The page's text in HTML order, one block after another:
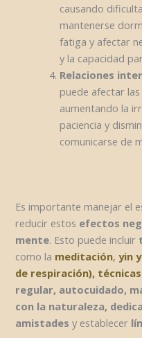
causando
mantenerse
fatiga y afectar
y la capacidad
Relaciones
puede afectar
aumentando la
paciencia y
comunicarse de
Es importante manejar el
reducir estos efectos
mente. Esto puede incluir
como la meditación,yin
de respiración),
regular, autocuidado,
con la naturaleza,
amistades y establecer